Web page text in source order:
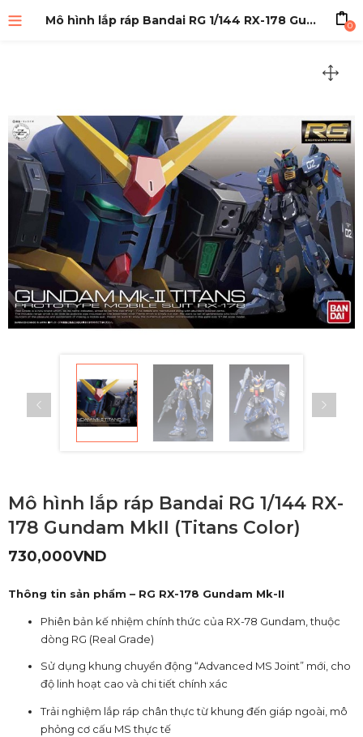
Mô hình lắp ráp Bandai RG 1/144 RX-178 Gundam MkII (Titans Color) 0
Mô hình lắp ráp Bandai RG 1/144 RX-
178 Gundam MkII (Titans Color)
730,000VND
Thông tin sản phẩm – RG RX-178 Gundam Mk-II
Phiên bản kế nhiệm chính thức của RX-78 Gundam, thuộc
dòng RG (Real Grade)
Sử dụng khung chuyển động “Advanced MS Joint” mới, cho
độ linh hoạt cao và chi tiết chính xác
Trải nghiệm lắp ráp chân thực từ khung đến giáp ngoài, mô
phỏng cơ cấu MS thực tế